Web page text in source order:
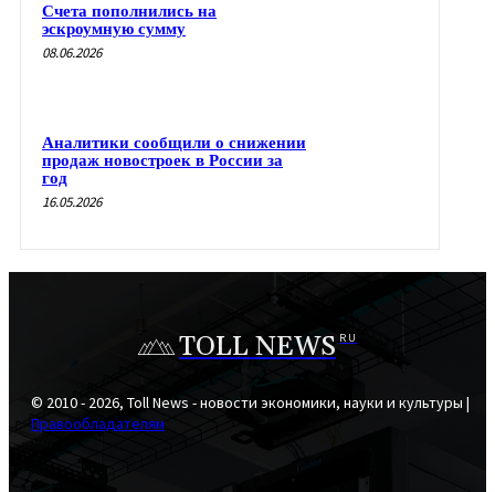
Счета пополнились на
эскроумную сумму
08.06.2026
Аналитики сообщили о снижении
продаж новостроек в России за
год
16.05.2026
TOLL NEWS RU
© 2010 - 2026, Toll News - новости экономики, науки и культуры |
Правообладателям